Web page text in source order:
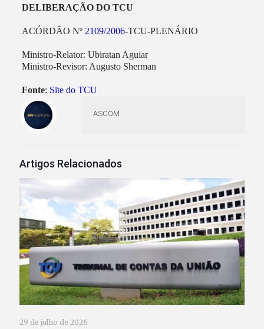
DELIBERAÇÃO DO TCU
ACÓRDÃO Nº 2109/2006-TCU-PLENÁRIO
Ministro-Relator: Ubiratan Aguiar
Ministro-Revisor: Augusto Sherman
Fonte: Site do TCU
ASCOM
Artigos Relacionados
29 de julho de 2026